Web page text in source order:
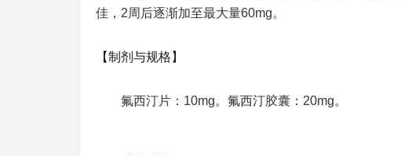
佳，2周后逐渐加至最大量60mg。
【制剂与规格】
氟西汀片：10mg。氟西汀胶囊：20mg。